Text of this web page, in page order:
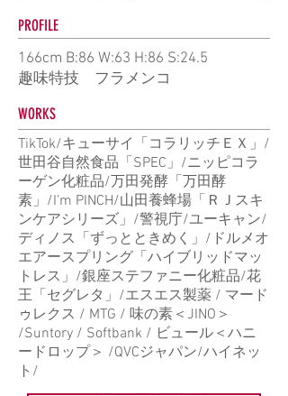
PROFILE
166cm B:86 W:63 H:86 S:24.5
趣味特技 フラメンコ
WORKS
TikTok/キューサイ「コラリッチＥＸ」/
世田谷自然食品「SPEC」/ニッピコラ
ーゲン化粧品/万田発酵「万田酵
素」/I’m PINCH/山田養蜂場「ＲＪスキ
ンケアシリーズ」/警視庁/ユーキャン/
ディノス「ずっとときめく」/ドルメオ
エアースプリング「ハイブリッドマッ
トレス」/銀座ステファニー化粧品/花
王「セグレタ」/エスエス製薬 / マード
ゥレクス / MTG / 味の素＜JINO＞
/Suntory / Softbank / ビュール＜ハニ
ードロップ＞ /QVCジャパン/ハイネッ
ト/